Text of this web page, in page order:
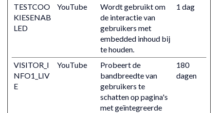
TESTCOO
KIESENAB
LED
YouTube
Wordt gebruikt om
de interactie van
gebruikers met
embedded inhoud bij
te houden.
1 dag
VISITOR_I
NFO1_LIV
E
YouTube
Probeert de
bandbreedte van
gebruikers te
schatten op pagina's
met geïntegreerde
180
dagen